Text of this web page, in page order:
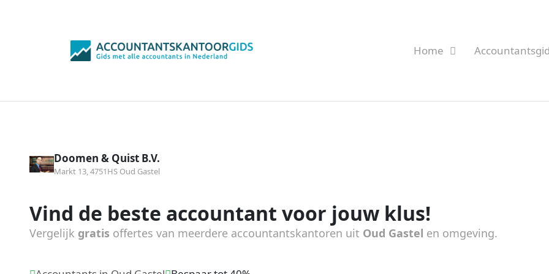
Home
Doomen & Quist B.V.
Markt 13, 4751HS Oud Gastel
Vind de beste accountant voor jouw klus!
Vergelijk gratis offertes van meerdere accountantskantoren uit Oud Gastel en omgeving.